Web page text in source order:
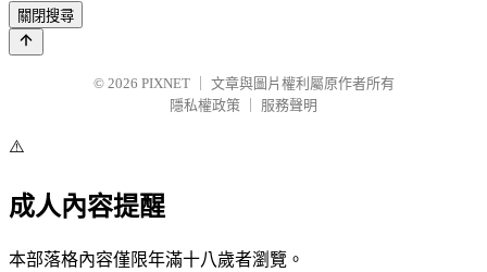
關閉搜尋
© 2026 PIXNET
文章與圖片權利屬原作者所有
隱私權政策
服務聲明
⚠️
成人內容提醒
本部落格內容僅限年滿十八歲者瀏覽。